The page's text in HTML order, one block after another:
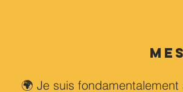
🌍 Je suis fondamentalement